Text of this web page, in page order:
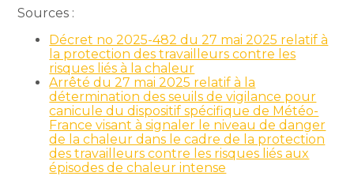
Sources :
Décret no 2025-482 du 27 mai 2025 relatif à
la protection des travailleurs contre les
risques liés à la chaleur
Arrêté du 27 mai 2025 relatif à la
détermination des seuils de vigilance pour
canicule du dispositif spécifique de Météo-
France visant à signaler le niveau de danger
de la chaleur dans le cadre de la protection
des travailleurs contre les risques liés aux
épisodes de chaleur intense